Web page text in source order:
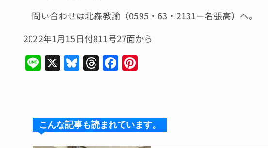
問い合わせは北森教諭（0595・63・2131＝名張高）へ。
2022年1月15日付811号27面から
Li X Bl
k
y
T
d
s
F
b
o
st
こんな記事も読まれています。